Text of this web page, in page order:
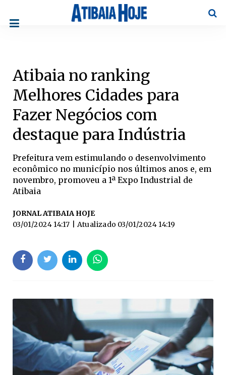
Atibaia no ranking
Melhores Cidades para
Fazer Negócios com
destaque para Indústria
Prefeitura vem estimulando o desenvolvimento
econômico no município nos últimos anos e, em
novembro, promoveu a 1ª Expo Industrial de
Atibaia
JORNAL ATIBAIA HOJE
03/01/2024 14:17
| Atualizado 03/01/2024 14:19